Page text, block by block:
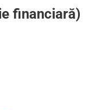
financiară)